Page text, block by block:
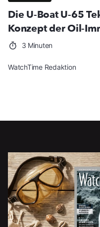
Die U-Boat U-65
Konzept der Oil-
3 Minuten
WatchTime Redaktion